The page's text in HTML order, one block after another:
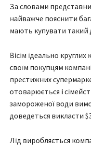
За словами
найважче пояснити
мають купувати такий
Вісім ідеально
своїм покупцям
престижних
отоварюється і
замороженої води
доведеться викласти
Лід виробляється